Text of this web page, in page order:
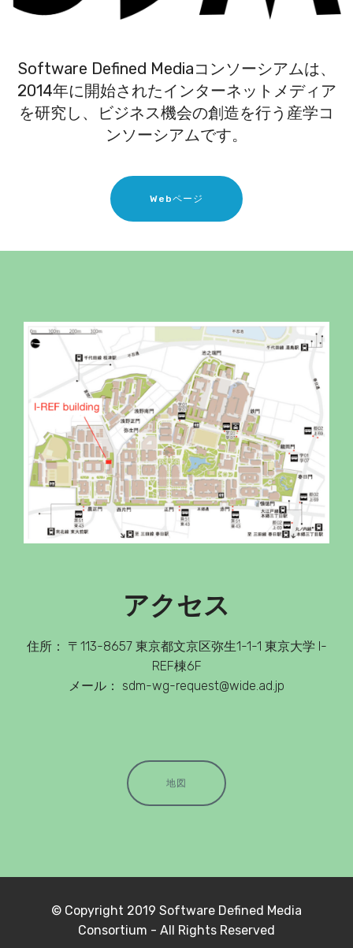
Software Defined Mediaコンソーシアムは、
2014年に開始されたインターネットメディア
を研究し、ビジネス機会の創造を行う産学コ
ンソーシアムです。
Webページ
アクセス
住所： 〒113-8657 東京都文京区弥生1-1-1 東京大学 I-
REF棟6F
メール： sdm-wg-request@wide.ad.jp
地図
© Copyright 2019 Software Defined Media
Consortium - All Rights Reserved